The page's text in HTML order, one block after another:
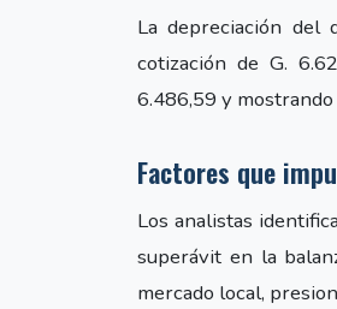
La depreciación del
cotización de G.
6.486,59 y mostrando
Factores que
Los analistas
superávit en la
mercado local,